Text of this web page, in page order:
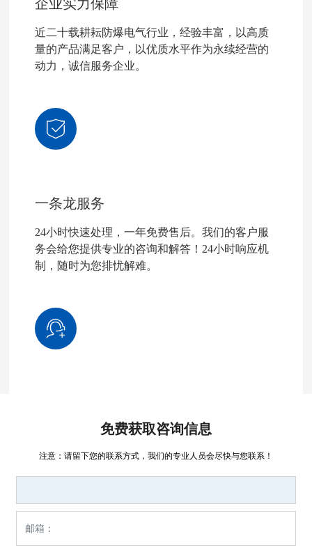
近二十载耕耘防爆电气行业，经验丰富，以高质
量的产品满足客户，以优质水平作为永续经营的
动力，诚信服务企业。
一条龙服务
24小时快速处理，一年免费售后。我们的客户服
务会给您提供专业的咨询和解答！24小时响应机
制，随时为您排忧解难。
免费获取咨询信息
注意：请留下您的联系方式，我们的专业人员会尽快与您联系！